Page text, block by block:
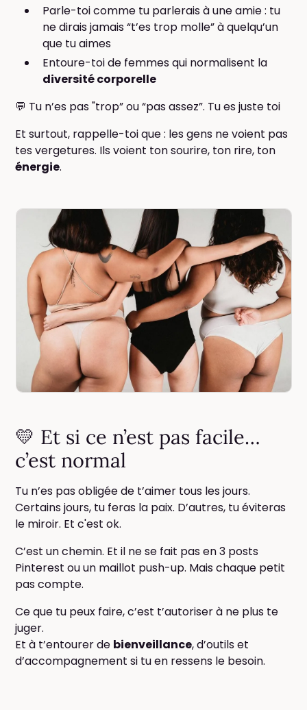
Parle-toi comme tu parlerais à une amie : tu
ne dirais jamais “t’es trop molle” à quelqu’un
que tu aimes
Entoure-toi de femmes qui normalisent la
diversité corporelle
💬 Tu n’es pas "trop” ou “pas assez”. Tu es juste toi
Et surtout, rappelle-toi que : les gens ne voient pas
tes vergetures. Ils voient ton sourire, ton rire, ton
énergie.
💛 Et si ce n’est pas facile…
c’est normal
Tu n’es pas obligée de t’aimer tous les jours.
Certains jours, tu feras la paix. D’autres, tu éviteras
le miroir. Et c'est ok.
C’est un chemin. Et il ne se fait pas en 3 posts
Pinterest ou un maillot push-up. Mais chaque petit
pas compte.
Ce que tu peux faire, c’est t’autoriser à ne plus te
juger.
Et à t’entourer de bienveillance, d’outils et
d’accompagnement si tu en ressens le besoin.